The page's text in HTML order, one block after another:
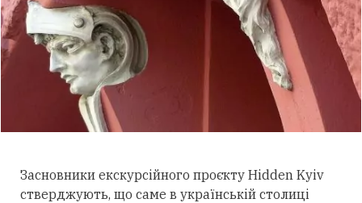
Засновники екскурсійного проєкту Hidden Kyiv
стверджують, що саме в українській столиці